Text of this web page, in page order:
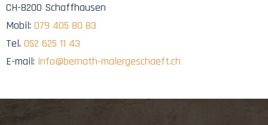
CH-8200 Schaffhausen
Mobil: 079 405 80 83
Tel. 052 625 11 43
E-mail: info@bernath-malergeschaeft.ch